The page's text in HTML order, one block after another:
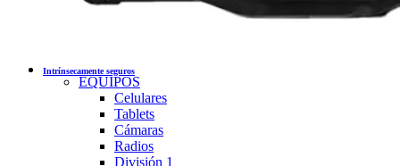
Intrínsecamente seguros
EQUIPOS
Celulares
Tablets
Cámaras
Radios
División 1